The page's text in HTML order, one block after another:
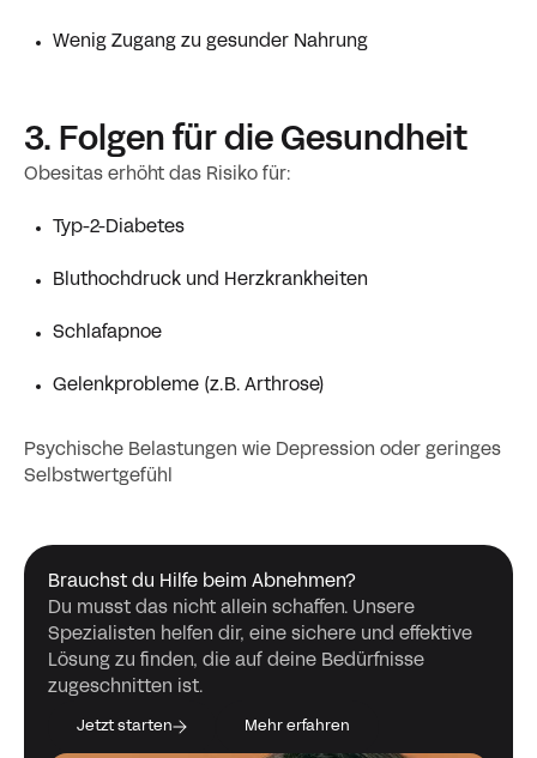
Wenig Zugang zu gesunder Nahrung
3. Folgen für die Gesundheit
Obesitas erhöht das Risiko für:
Typ-2-Diabetes
Bluthochdruck und Herzkrankheiten
Schlafapnoe
Gelenkprobleme (z. B. Arthrose)
Psychische Belastungen wie Depression oder geringes
Selbstwertgefühl
Brauchst du Hilfe beim Abnehmen?
Du musst das nicht allein schaffen. Unsere
Spezialisten helfen dir, eine sichere und effektive
Lösung zu finden, die auf deine Bedürfnisse
zugeschnitten ist.
Jetzt starten Mehr erfahren